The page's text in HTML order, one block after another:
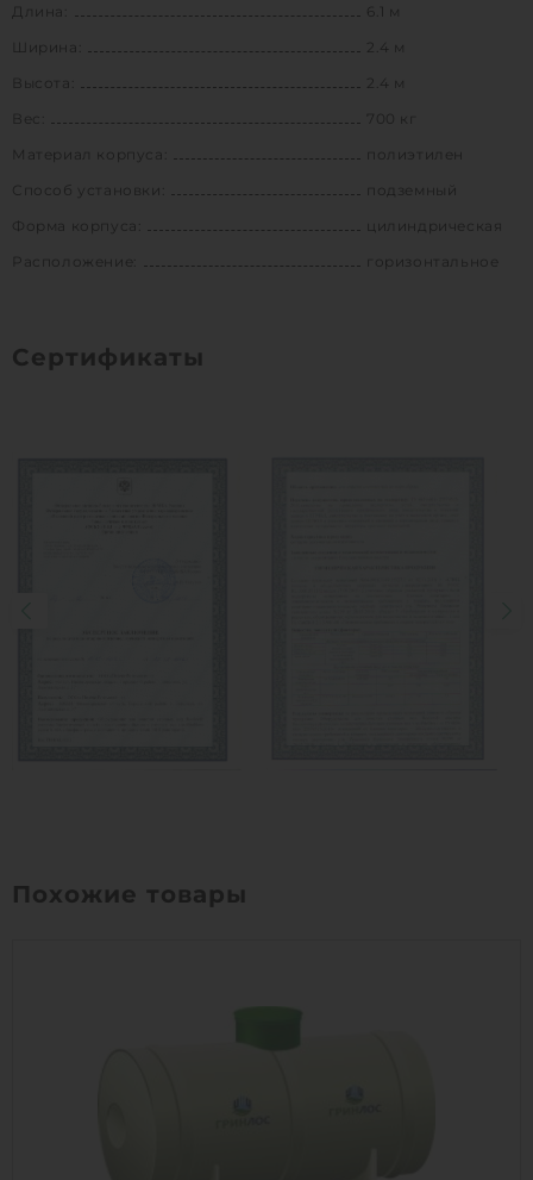
Длина:
6.1 м
Ширина:
2.4 м
Высота:
2.4 м
700 кг
Материал корпуса:
полиэтилен
Способ установки:
подземный
Форма корпуса:
цилиндрическая
Расположение:
горизонтальное
Сертификаты
Похожие товары